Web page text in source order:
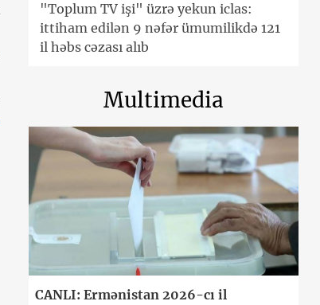
"Toplum TV işi" üzrə yekun iclas:
ittiham edilən 9 nəfər ümumilikdə 121
il həbs cəzası alıb
Multimedia
CANLI: Ermənistan 2026-cı il